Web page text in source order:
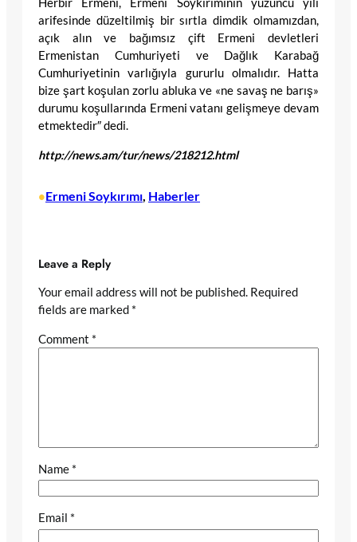
Herbir Ermeni, Ermeni Soykırımının yüzüncü yılı
arifesinde düzeltilmiş bir sırtla dimdik olmamızdan,
açık alın ve bağımsız çift Ermeni devletleri
Ermenistan Cumhuriyeti ve Dağlık Karabağ
Cumhuriyetinin varlığıyla gururlu olmalıdır. Hatta
bize şart koşulan zorlu abluka ve «ne savaş ne barış»
durumu koşullarında Ermeni vatanı gelişmeye devam
etmektedir″ dedi.
http://news.am/tur/news/218212.html
•Ermeni Soykırımı, Haberler
Leave a Reply
Your email address will not be published. Required
fields are marked *
Comment *
Name *
Email *